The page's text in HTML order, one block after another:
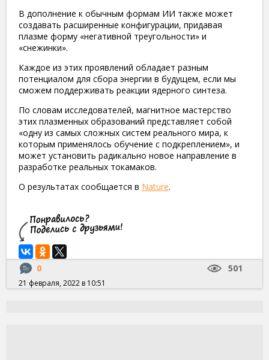
В дополнение к обычным формам ИИ также может
создавать расширенные конфигурации, придавая
плазме форму «негативной треугольности» и
«снежинки».
Каждое из этих проявлений обладает разным
потенциалом для сбора энергии в будущем, если мы
сможем поддерживать реакции ядерного синтеза.
По словам исследователей, магнитное мастерство
этих плазменных образований представляет собой
«одну из самых сложных систем реального мира, к
которым применялось обучение с подкреплением», и
может установить радикально новое направление в
разработке реальных токамаков.
О результатах сообщается в Nature.
0 501
21 февраля, 2022 в 10:51